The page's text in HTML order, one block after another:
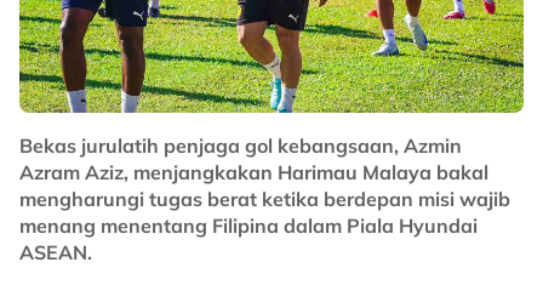
No node context available.
Related Topics
#liga super
Bekas jurulatih penjaga gol kebangsaan, Azmin
Azram Aziz, menjangkakan Harimau Malaya bakal
mengharungi tugas berat ketika berdepan misi wajib
menang menentang Filipina dalam Piala Hyundai
ASEAN.